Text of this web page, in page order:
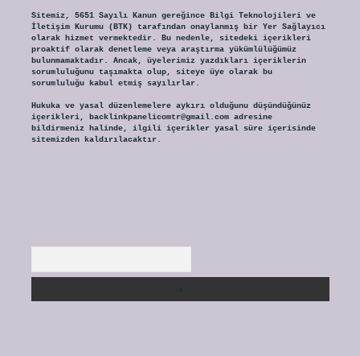
Sitemiz, 5651 Sayılı Kanun gereğince Bilgi Teknolojileri ve
İletişim Kurumu (BTK) tarafından onaylanmış bir Yer Sağlayıcı
olarak hizmet vermektedir. Bu nedenle, sitedeki içerikleri
proaktif olarak denetleme veya araştırma yükümlülüğümüz
bulunmamaktadır. Ancak, üyelerimiz yazdıkları içeriklerin
sorumluluğunu taşımakta olup, siteye üye olarak bu
sorumluluğu kabul etmiş sayılırlar.
Hukuka ve yasal düzenlemelere aykırı olduğunu düşündüğünüz
içerikleri, backlinkpanelicomtr@gmail.comadresine
bildirmeniz halinde, ilgili içerikler yasal süre içerisinde
sitemizden kaldırılacaktır.